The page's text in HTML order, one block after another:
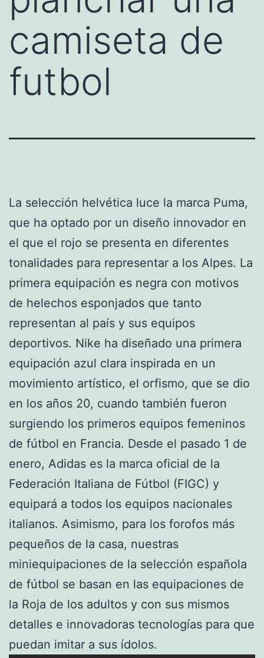
camiseta de
futbol
La selección helvética luce la marca Puma,
que ha optado por un diseño innovador en
el que el rojo se presenta en diferentes
tonalidades para representar a los Alpes. La
primera equipación es negra con motivos
de helechos esponjados que tanto
representan al país y sus equipos
deportivos. Nike ha diseñado una primera
equipación azul clara inspirada en un
movimiento artístico, el orfismo, que se dio
en los años 20, cuando también fueron
surgiendo los primeros equipos femeninos
de fútbol en Francia. Desde el pasado 1 de
enero, Adidas es la marca oficial de la
Federación Italiana de Fútbol (FIGC) y
equipará a todos los equipos nacionales
italianos. Asimismo, para los forofos más
pequeños de la casa, nuestras
miniequipaciones de la selección española
de fútbol se basan en las equipaciones de
la Roja de los adultos y con sus mismos
detalles e innovadoras tecnologías para que
puedan imitar a sus ídolos.